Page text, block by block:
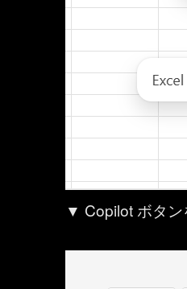
▼ Copilot ボタン